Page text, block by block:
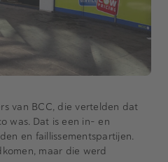
van BCC, die vertelden dat
was. Dat is een in- en
en faillissementspartijen.
maar die werd